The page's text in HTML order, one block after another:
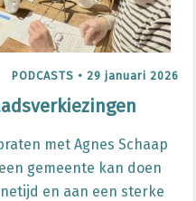
PODCASTS • 29 januari 2026
met Agnes Schaap
gemeente kan doen
en aan een sterke